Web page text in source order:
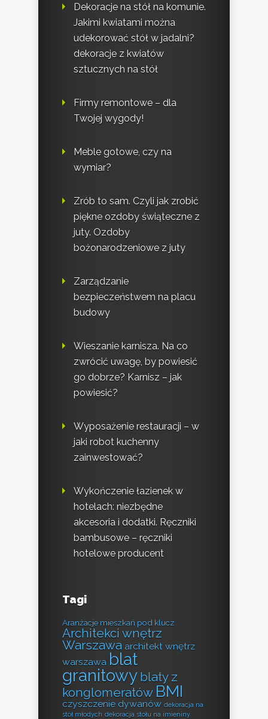
Dekoracje na stół na komunie.
Jakimi kwiatami można
udekorować stół w jadalni?
dekoracje z kwiatów
sztucznych na stół
Firmy remontowe – dla
Twojej wygody!
Meble gotowe, czy na
wymiar?
Zrób to sam. Czyli jak zrobić
piękne ozdoby świąteczne z
juty. Ozdoby
bożonarodzeniowe z juty
Zarządzanie
bezpieczeństwem na placu
budowy
Wieszanie karnisza. Na co
zwrócić uwagę, by powiesić
go dobrze? Karnisz – jak
powiesić?
Wyposażenie restauracji – w
jaki robot kuchenny
zainwestować?
Wykończenie łazienek w
hotelach: niezbędne
akcesoria i dodatki. Ręczniki
bambusowe – ręczniki
hotelowe producent
Tagi
Aranżacje mieszkań pod klucz
Architekci wnętrz
Warszawa architekt wnętrz
warszawa blat
granitowy blaty z
konglomeratów BMI
czyszczenie dywanów dekoracja na
stół młodych dekoracja stołu na imieniny